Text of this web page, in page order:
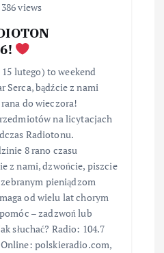
386 views
lutego) to weekend
Serca, bądźcie z nami
do wieczora!
na licytacjach
Radiotonu.
8 rano czasu
z nami, dzwońcie, piszcie
pieniądzom
od wielu lat chorym
– zadzwoń lub
słuchać? Radio: 104.7
Online: polskieradio.com,